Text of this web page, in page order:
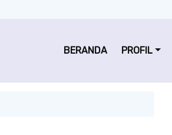
BERANDA PROFIL